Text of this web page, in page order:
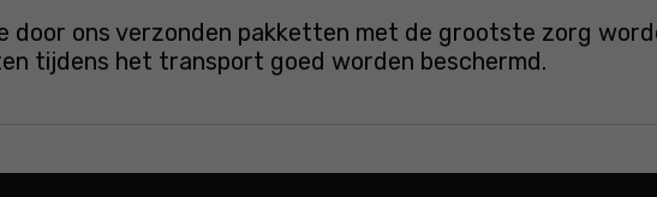
door ons verzonden pakketten met de grootste zorg
tijdens het transport goed worden beschermd.